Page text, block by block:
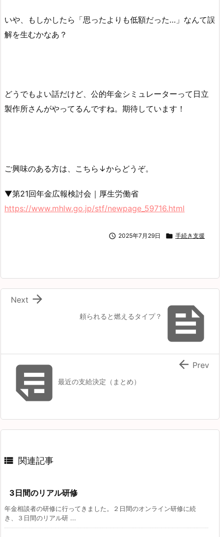
いや、もしかしたら「思ったよりも低額だった…」なんて誤
解を生むかなあ？
どうでもよい話だけど、公的年金シミュレーターって日立
製作所さんがやってるんですね。期待しています！
ご興味のある方は、こちら↓からどうぞ。
▼第21回年金広報検討会｜厚生労働省
https://www.mhlw.go.jp/stf/newpage_59716.html
 2025年7月29日  手続き支援

頼られると燃えるタイプ？

Next
最近の支給決定（まとめ）
 Prev
 関連記事
3日間のリアル研修
年金相談者の研修に行ってきました。２日間のオンライン研修に続
き、３日間のリアル研 ...